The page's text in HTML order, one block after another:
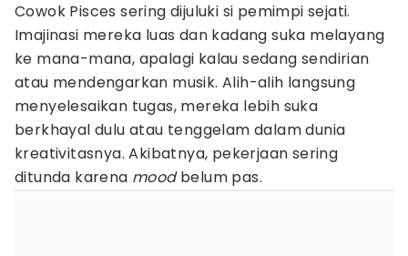
Cowok Pisces sering dijuluki si pemimpi sejati.
Imajinasi mereka luas dan kadang suka melayang
ke mana-mana, apalagi kalau sedang sendirian
atau mendengarkan musik. Alih-alih langsung
menyelesaikan tugas, mereka lebih suka
berkhayal dulu atau tenggelam dalam dunia
kreativitasnya. Akibatnya, pekerjaan sering
ditunda karena moodbelum pas.